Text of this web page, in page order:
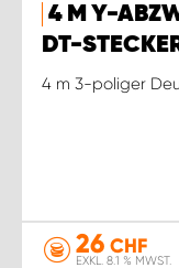
4 M Y-
DT-
4 m 3-poliger
26 CHF
EXKL. 8.1 % MWST.